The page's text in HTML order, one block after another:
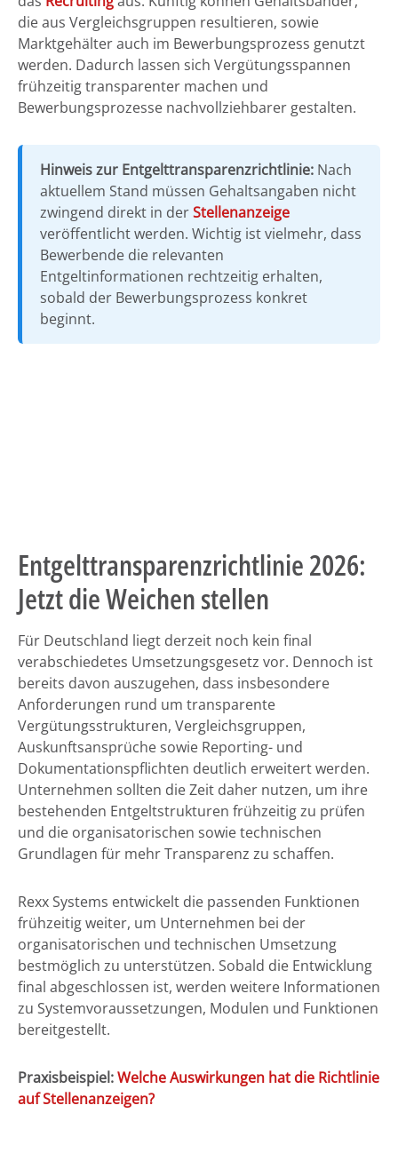
die aus Vergleichsgruppen resultieren, sowie
Marktgehälter auch im Bewerbungsprozess genutzt
werden. Dadurch lassen sich Vergütungsspannen
frühzeitig transparenter machen und
Bewerbungsprozesse nachvollziehbarer gestalten.
Hinweis zur Entgelttransparenzrichtlinie: Nach
aktuellem Stand müssen Gehaltsangaben nicht
zwingend direkt in derStellenanzeige
veröffentlicht werden. Wichtig ist vielmehr, dass
Bewerbende die relevanten
Entgeltinformationen rechtzeitig erhalten,
sobald der Bewerbungsprozess konkret
beginnt.
Entgelttransparenzrichtlinie 2026:
Jetzt die Weichen stellen
Für Deutschland liegt derzeit noch kein final
verabschiedetes Umsetzungsgesetz vor. Dennoch ist
bereits davon auszugehen, dass insbesondere
Anforderungen rund um transparente
Vergütungsstrukturen, Vergleichsgruppen,
Auskunftsansprüche sowie Reporting- und
Dokumentationspflichten deutlich erweitert werden.
Unternehmen sollten die Zeit daher nutzen, um ihre
bestehenden Entgeltstrukturen frühzeitig zu prüfen
und die organisatorischen sowie technischen
Grundlagen für mehr Transparenz zu schaffen.
Rexx Systems entwickelt die passenden Funktionen
frühzeitig weiter, um Unternehmen bei der
organisatorischen und technischen Umsetzung
bestmöglich zu unterstützen. Sobald die Entwicklung
final abgeschlossen ist, werden weitere Informationen
zu Systemvoraussetzungen, Modulen und Funktionen
bereitgestellt.
Praxisbeispiel:Welche Auswirkungen hat die Richtlinie
auf Stellenanzeigen?